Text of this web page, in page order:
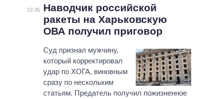
13:35
Наводчик российской
ракеты на Харьковскую
ОВА получил приговор
Суд признал мужчину,
который корректировал
удар по ХОГА, виновным
сразу по нескольким
статьям. Предатель получил пожизненное